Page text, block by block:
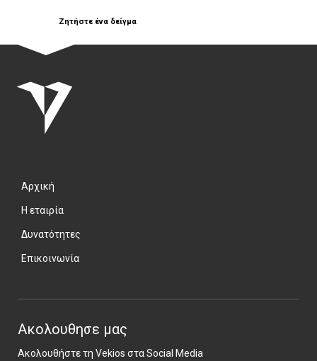
Ζητήστε ένα δείγμα
Αρχική
Η εταιρία
Δυνατότητες
Επικοινωνία
Ακολουθησε μας
Ακολουθήστε τη Vekios στα Social Media